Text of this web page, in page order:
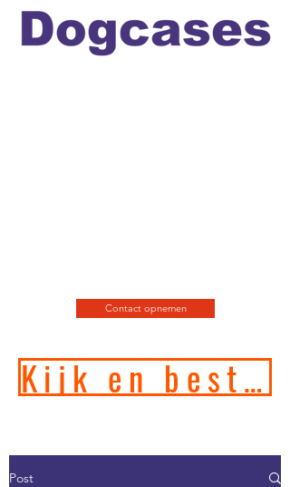
Contact opnemen
Kijk en bestel in onze online hondenwinkel!!
Post